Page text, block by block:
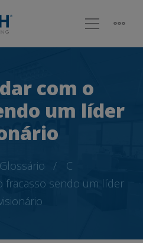
com o
um líder
Glossário
C
fracasso sendo um líder